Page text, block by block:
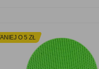
O 5 ZŁ